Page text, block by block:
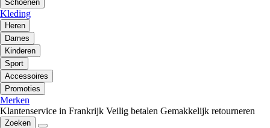
Schoenen
Kleding
Heren
Dames
Kinderen
Sport
Accessoires
Promoties
Merken
Klantenservice in Frankrijk Veilig betalen Gemakkelijk retourneren
Zoeken